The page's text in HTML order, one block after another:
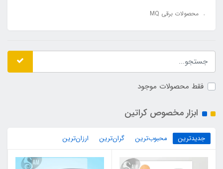
محصولات برقی MQ
فقط محصولات موجود
ابزار مخصوص کراتین
جدیدترین محبوب‌ترین گران‌ترین ارزان‌ترین